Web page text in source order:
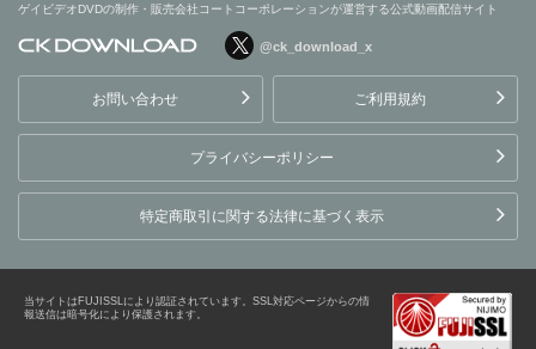
ゲイビデオDVDの制作・販売会社コートコーポレーションが運営する公式動画配信サイト
ョンが運営する公式動画配
信サイト
@ck_download_x
お問い合わせ ご利用規約
プライバシーポリシー
特定商取引に関する法律に基づく表示
当サイトはFUJISSLにより認証されています。SSL対応ページからの情
報送信は暗号化により保護されます。